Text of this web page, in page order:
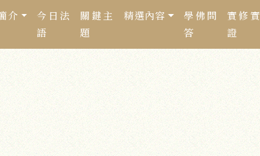
介
今日法
語
關鍵主
題
精選內容
學佛問
答
實修實
證